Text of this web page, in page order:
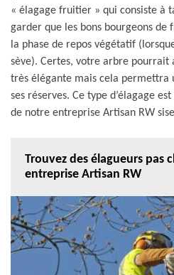
« élagage fruitier » qui consiste à
garder que les bons bourgeons
la phase de repos végétatif
sève). Certes, votre arbre pourrait
très élégante mais cela
ses réserves. Ce type d’élagage
de notre entreprise Artisan RW
Trouvez des élagueurs pas
entreprise Artisan RW